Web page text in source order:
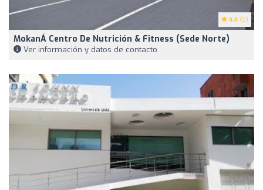
4.4 (5)
MokanÁ Centro De Nutrición & Fitness (Sede Norte)
Ver información y datos de contacto